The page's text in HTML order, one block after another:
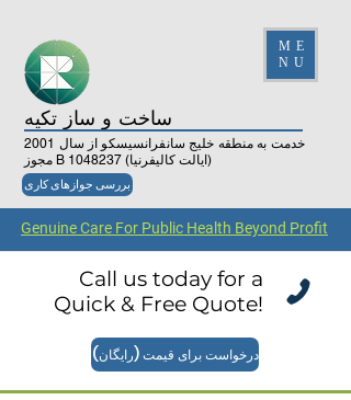
ME
NU
ساخت و ساز تکیه
خدمت به منطقه خلیج سانفرانسیسکو از سال 2001
مجوز B 1048237 (ایالت کالیفرنیا)
بررسی جوازهای کاری
Genuine Care For Public Health Beyond Profit
درخواست برای قیمت (رایگان)
Call us today for a
Quick & Free Quote!